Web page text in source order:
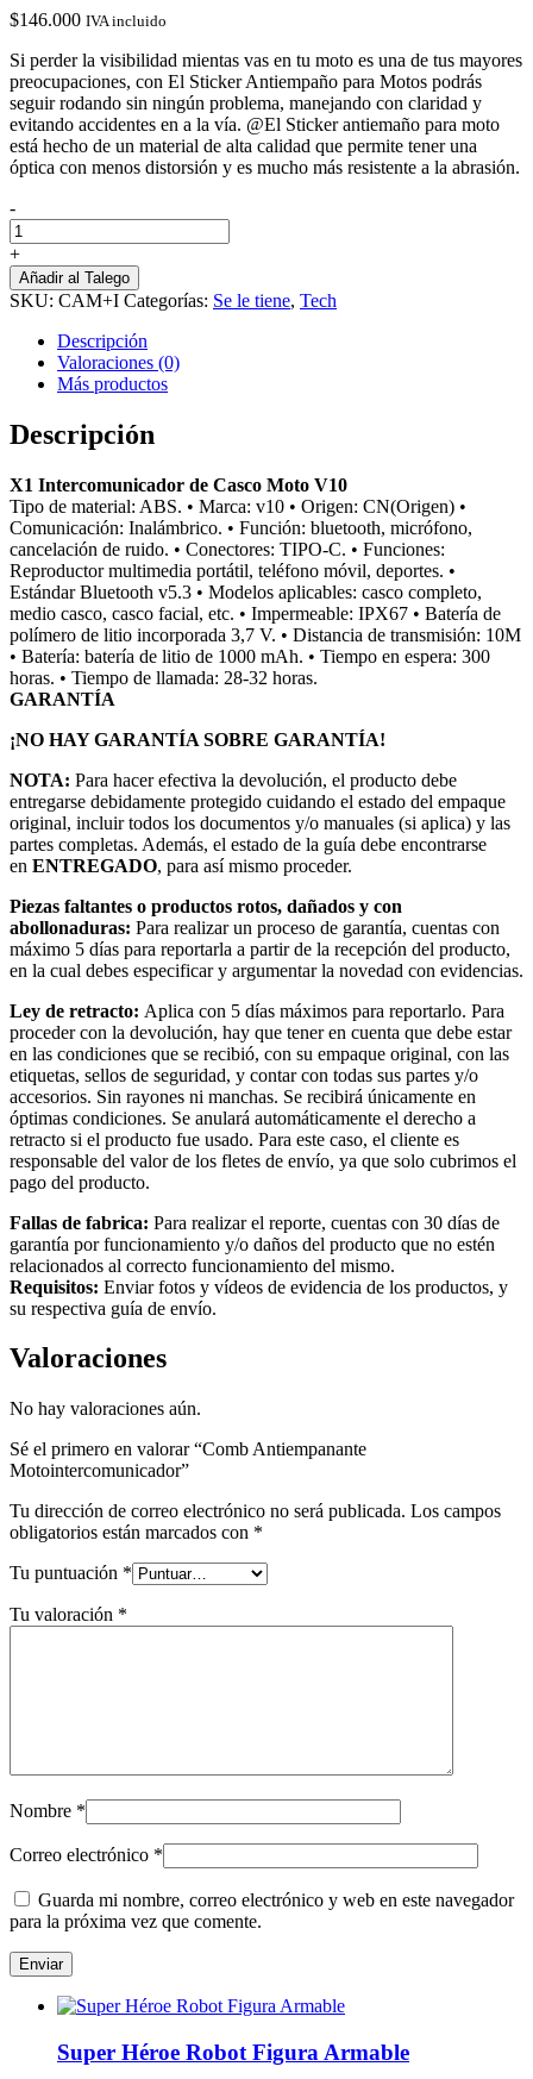
$146.000 IVA incluido
Si perder la visibilidad mientas vas en tu moto es una de tus mayores
preocupaciones, con El Sticker Antiempaño para Motos podrás
seguir rodando sin ningún problema, manejando con claridad y
evitando accidentes en a la vía. @El Sticker antiemaño para moto
está hecho de un material de alta calidad que permite tener una
óptica con menos distorsión y es mucho más resistente a la abrasión.
-
Comb
Antiempanante
Motointercomunicador
cantidad
+
Añadir al Talego
SKU: CAM+I Categorías: Se le tiene, Tech
Descripción
Valoraciones (0)
Más productos
Descripción
X1 Intercomunicador de Casco Moto V10
Tipo de material: ABS. • Marca: v10 • Origen: CN(Origen) •
Comunicación: Inalámbrico. • Función: bluetooth, micrófono,
cancelación de ruido. • Conectores: TIPO-C. • Funciones:
Reproductor multimedia portátil, teléfono móvil, deportes. •
Estándar Bluetooth v5.3 • Modelos aplicables: casco completo,
medio casco, casco facial, etc. • Impermeable: IPX67 • Batería de
polímero de litio incorporada 3,7 V. • Distancia de transmisión: 10M
• Batería: batería de litio de 1000 mAh. • Tiempo en espera: 300
horas. • Tiempo de llamada: 28-32 horas.
GARANTÍA
¡NO HAY GARANTÍA SOBRE GARANTÍA!
NOTA: Para hacer efectiva la devolución, el producto debe
entregarse debidamente protegido cuidando el estado del empaque
original, incluir todos los documentos y/o manuales (si aplica) y las
partes completas. Además, el estado de la guía debe encontrarse
en ENTREGADO, para así mismo proceder.
Piezas faltantes o productos rotos, dañados y con
abollonaduras: Para realizar un proceso de garantía, cuentas con
máximo 5 días para reportarla a partir de la recepción del producto,
en la cual debes especificar y argumentar la novedad con evidencias.
Ley de retracto: Aplica con 5 días máximos para reportarlo. Para
proceder con la devolución, hay que tener en cuenta que debe estar
en las condiciones que se recibió, con su empaque original, con las
etiquetas, sellos de seguridad, y contar con todas sus partes y/o
accesorios. Sin rayones ni manchas. Se recibirá únicamente en
óptimas condiciones. Se anulará automáticamente el derecho a
retracto si el producto fue usado. Para este caso, el cliente es
responsable del valor de los fletes de envío, ya que solo cubrimos el
pago del producto.
Fallas de fabrica: Para realizar el reporte, cuentas con 30 días de
garantía por funcionamiento y/o daños del producto que no estén
relacionados al correcto funcionamiento del mismo.
Requisitos: Enviar fotos y vídeos de evidencia de los productos, y
su respectiva guía de envío.
Valoraciones
No hay valoraciones aún.
Sé el primero en valorar “Comb Antiempanante
Motointercomunicador”
Tu dirección de correo electrónico no será publicada. Los campos
obligatorios están marcados con *
Tu puntuación *
Tu valoración *
Nombre *
Correo electrónico *
Guarda mi nombre, correo electrónico y web en este navegador
para la próxima vez que comente.
Super Héroe Robot Figura Armable